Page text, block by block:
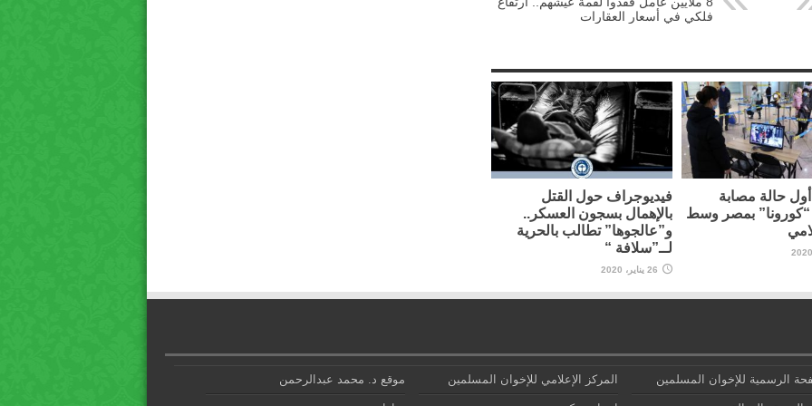
فلكي في أسعار العقارات
حالة مصابة
بمصر وسط
فيديوجراف حول القتل
بالإهمال بسجون العسكر..
و”عالجوها” تطالب بالحرية
لــ”سلافة “
26 يناير، 2020
الرسمية للإخوان المسلمين المركز الإعلامي للإخوان المسلمين موقع د. محمد عبدالرحمن